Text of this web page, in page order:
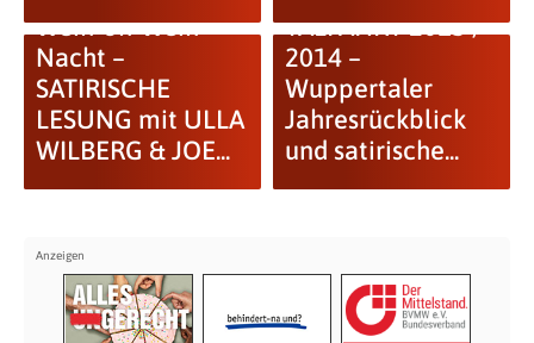
Weih-oh-Weih-
Nacht –
SATIRISCHE
LESUNG mit ULLA
WILBERG & JOE...
TALFAHRT 2013 /
2014 –
Wuppertaler
Jahresrückblick
und satirische...